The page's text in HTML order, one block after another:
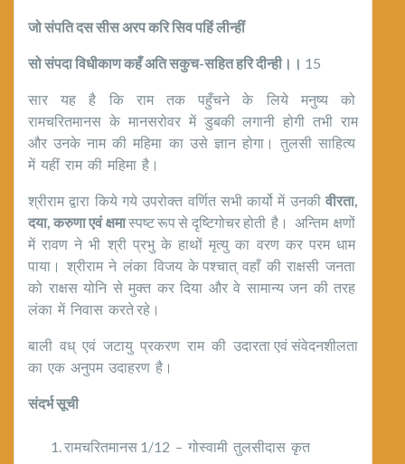
जो संपति दस सीस अरप करि सिव पहिं लीन्हीं
सो संपदा विधीकाण कहँ अति सकुच-सहित हरि दीन्ही।। 15
सार यह है कि राम तक पहुँचने के लिये मनुष्य को
रामचरितमानस के मानसरोवर में डुबकी लगानी होगी तभी राम
और उनके नाम की महिमा का उसे ज्ञान होगा। तुलसी साहित्य
में यहीं राम की महिमा है।
श्रीराम द्वारा किये गये उपरोक्त वर्णित सभी कार्यो में उनकीवीरता,
दया,करुणा एवं क्षमास्पष्ट रूप से दृष्टिगोचर होती है। अन्तिम क्षणों
में रावण ने भी श्री प्रभु के हाथों मृत्यु का वरण कर परम धाम
पाया। श्रीराम ने लंका विजय के पश्चात् वहाँ की राक्षसी जनता
को राक्षस योनि से मुक्त कर दिया और वे सामान्य जन की तरह
लंका में निवास करते रहे।
बाली वध् एवं जटायु प्रकरण राम की उदारता एवं संवेदनशीलता
का एक अनुपम उदाहरण है।
संदर्भ सूची
रामचरितमानस 1/12 – गोस्वामी तुलसीदास कृत